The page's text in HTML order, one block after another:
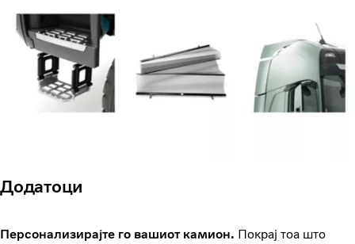
Додатоци
Персонализирајте го вашиот камион. Покрај тоа што